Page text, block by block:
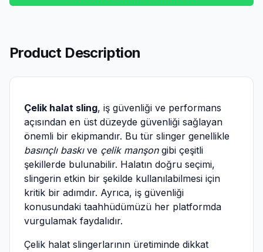
Product Description
Çelik halat sling, iş güvenliği ve performans
açısından en üst düzeyde güvenliği sağlayan
önemli bir ekipmandır. Bu tür slinger genellikle
basınçlı baskıve çelik manşongibi çeşitli
şekillerde bulunabilir. Halatın doğru seçimi,
slingerin etkin bir şekilde kullanılabilmesi için
kritik bir adımdır. Ayrıca, iş güvenliği
konusundaki taahhüdümüzü her platformda
vurgulamak faydalıdır.
Çelik halat slingerlarının üretiminde dikkat